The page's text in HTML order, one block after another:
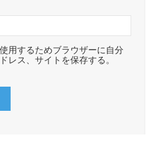
用するためブラウザーに自分
レス、サイトを保存する。